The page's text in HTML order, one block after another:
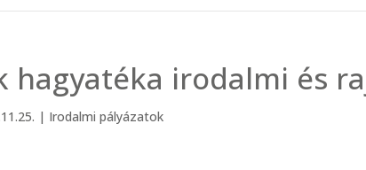
hagyatéka irodalmi és
| Irodalmi pályázatok